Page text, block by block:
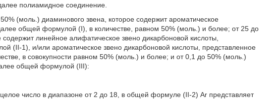
полиамидное соединение.
(моль.) диаминового звена, которое содержит ароматическое
общей формулой (I), в количестве, равном 50% (моль.) и более; от 25 до
линейное алифатическое звено дикарбоновой кислоты,
(II-1), и/или ароматическое звено дикарбоновой кислоты, представленное
в совокупности равном 50% (моль.) и более; и от 0,1 до 50% (моль.)
общей формулой (III):
число в диапазоне от 2 до 18, в общей формуле (II-2) Ar представляет